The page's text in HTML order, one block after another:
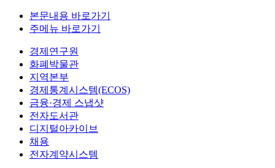
본문내용 바로가기
주메뉴 바로가기
경제연구원
화폐박물관
지역본부
경제통계시스템(ECOS)
금융·경제 스냅샷
전자도서관
디지털아카이브
채용
전자계약시스템